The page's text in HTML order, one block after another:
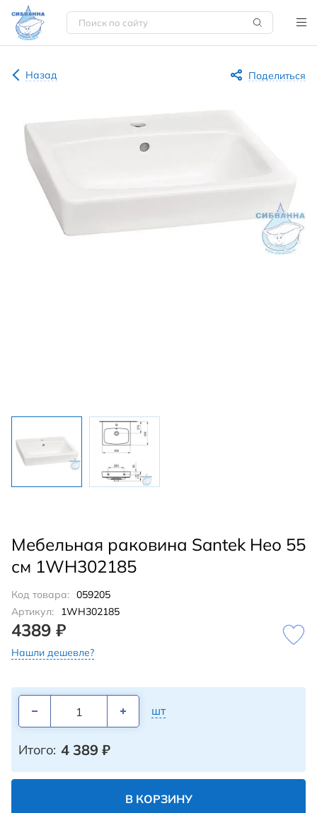
Назад Поделиться
Мебельная раковина Santek Нео 55
см 1WH302185
Код товара: 059205
Артикул:
1WH302185
4389 ₽
Нашли дешевле?
шт
Итого: 4 389 ₽
В КОРЗИНУ